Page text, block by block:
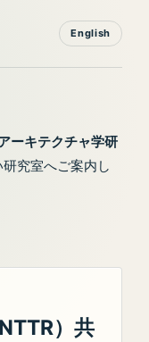
English
ーキテクチャ学研
究室へご案内し
NTTR）共